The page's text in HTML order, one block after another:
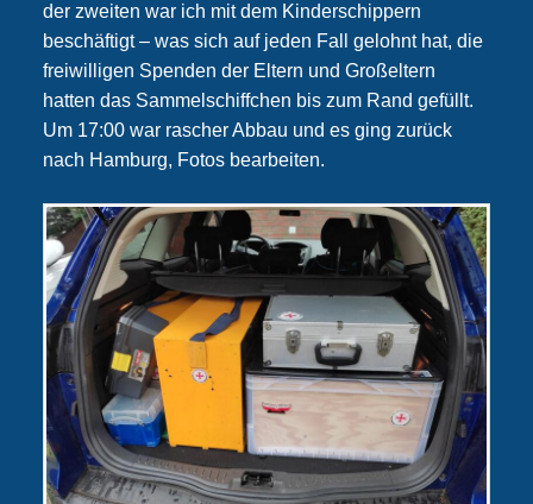
der zweiten war ich mit dem Kinderschippern
beschäftigt – was sich auf jeden Fall gelohnt hat, die
freiwilligen Spenden der Eltern und Großeltern
hatten das Sammelschiffchen bis zum Rand gefüllt.
Um 17:00 war rascher Abbau und es ging zurück
nach Hamburg, Fotos bearbeiten.